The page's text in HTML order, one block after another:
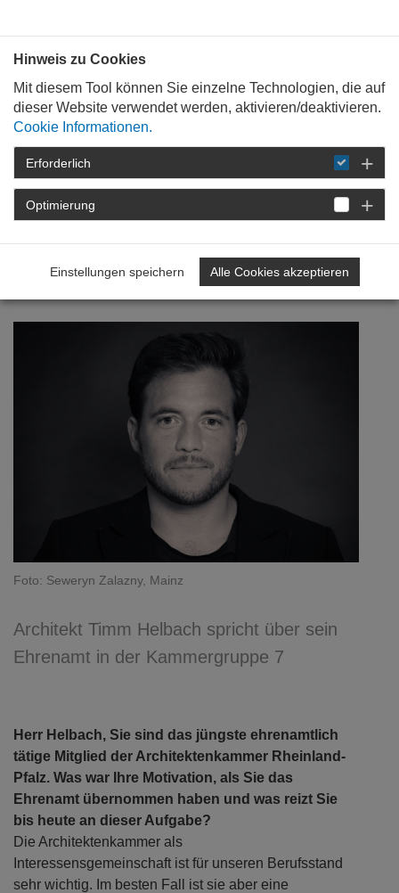
STARTSEITE
FORTBILDUNG
DETAIL
Leidenschaftlich engagiert
Foto: Seweryn Zalazny, Mainz
Architekt Timm Helbach spricht über sein
Ehrenamt in der Kammergruppe 7
Herr Helbach, Sie sind das jüngste ehrenamtlich
tätige Mitglied der Architektenkammer Rheinland-
Pfalz. Was war Ihre Motivation, als Sie das
Ehrenamt übernommen haben und was reizt Sie
bis heute an dieser Aufgabe?
Die Architektenkammer als
Interessensgemeinschaft ist für unseren Berufsstand
sehr wichtig. Im besten Fall ist sie aber eine
Hinweis zu Cookies
Mit diesem Tool können Sie einzelne Technologien, die auf
dieser Website verwendet werden, aktivieren/deaktivieren.
Cookie Informationen.
Erforderlich
Optimierung
Einstellungen speichern Alle Cookies akzeptieren